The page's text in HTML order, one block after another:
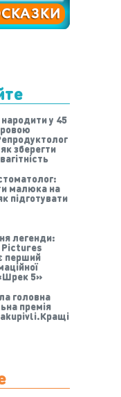
у 45
зберегти
малюка на
підготувати
легенди:
перший
5»
головна
премія